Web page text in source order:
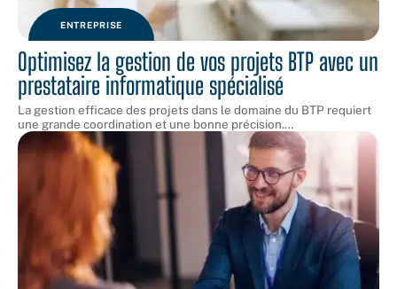
ENTREPRISE
Optimisez la gestion de vos projets BTP avec un
prestataire informatique spécialisé
La gestion efficace des projets dans le domaine du BTP requiert
une grande coordination et une bonne précision.…